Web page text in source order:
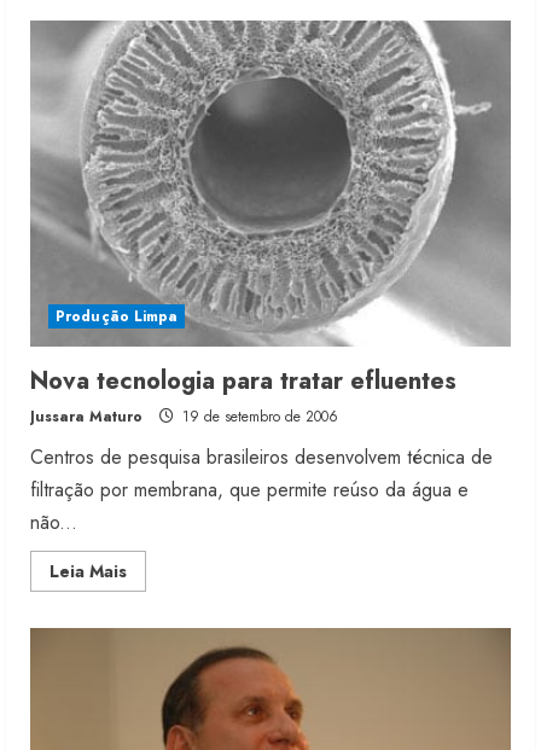
Produção Limpa
Nova tecnologia para tratar efluentes
Jussara Maturo 19 de setembro de 2006
Centros de pesquisa brasileiros desenvolvem técnica de
filtração por membrana, que permite reúso da água e
não...
Leia MaisRead
more
efluentes